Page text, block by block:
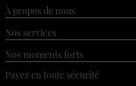
À propos de nous
Nos services
Nos moments forts
Payez en toute sécurité